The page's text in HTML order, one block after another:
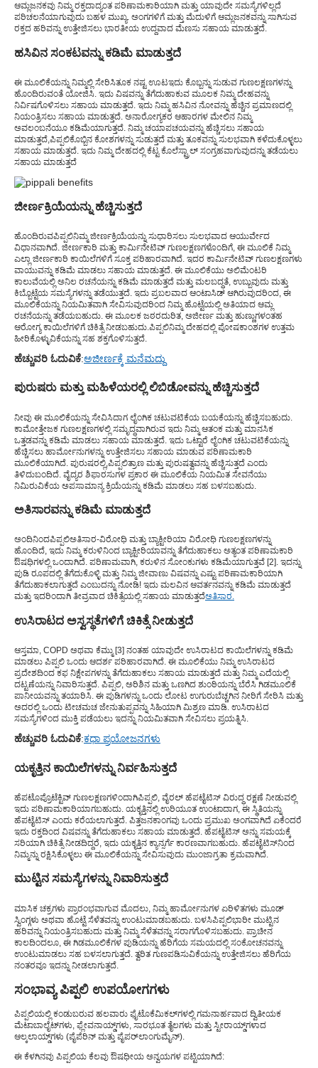
ಆಮ್ಲಜನಕವು ನಿಮ್ಮ ರಕ್ತದಾದ್ಯಂತ ಪರಿಣಾಮಕಾರಿಯಾಗಿ ಮತ್ತು ಯಾವುದೇ ಸಮಸ್ಯೆಗಳಿಲ್ಲದೆ
ಪರಿಚಲನೆಯಾಗುವುದು ಬಹಳ ಮುಖ್ಯ. ಅಂಗಗಳಿಗೆ ಮತ್ತು ಮೆದುಳಿಗೆ ಆಮ್ಲಜನಕವನ್ನು ಸಾಗಿಸುವ
ರಕ್ತದ ಹರಿವನ್ನು ಉತ್ತೇಜಿಸಲು ಭಾರತೀಯ ಉದ್ದವಾದ ಮೆಣಸು ಸಹಾಯ ಮಾಡುತ್ತದೆ.
ಹಸಿವಿನ ಸಂಕಟವನ್ನು ಕಡಿಮೆ ಮಾಡುತ್ತದೆ
ಈ ಮೂಲಿಕೆಯನ್ನು ನಿಮ್ಮಲ್ಲಿ ಸೇರಿಸಿತೂಕ ನಷ್ಟ ಊಟಇದು ಕೊಬ್ಬನ್ನು ಸುಡುವ ಗುಣಲಕ್ಷಣಗಳನ್ನು
ಹೊಂದಿರುವಂತೆ ಯೋಜಿಸಿ. ಇದು ವಿಷವನ್ನು ತೆಗೆದುಹಾಕುವ ಮೂಲಕ ನಿಮ್ಮ ದೇಹವನ್ನು
ನಿರ್ವಿಷಗೊಳಿಸಲು ಸಹಾಯ ಮಾಡುತ್ತದೆ. ಇದು ನಿಮ್ಮ ಹಸಿವಿನ ನೋವನ್ನು ಹೆಚ್ಚಿನ ಪ್ರಮಾಣದಲ್ಲಿ
ನಿಯಂತ್ರಿಸಲು ಸಹಾಯ ಮಾಡುತ್ತದೆ. ಅನಾರೋಗ್ಯಕರ ಆಹಾರಗಳ ಮೇಲಿನ ನಿಮ್ಮ
ಅವಲಂಬನೆಯೂ ಕಡಿಮೆಯಾಗುತ್ತದೆ. ನಿಮ್ಮ ಚಯಾಪಚಯವನ್ನು ಹೆಚ್ಚಿಸಲು ಸಹಾಯ
ಮಾಡುತ್ತದೆ,ಪಿಪ್ಪಲಿಕೊಬ್ಬಿನ ಕೋಶಗಳನ್ನು ಸುಡುತ್ತದೆ ಮತ್ತು ತೂಕವನ್ನು ಸುಲಭವಾಗಿ ಕಳೆದುಕೊಳ್ಳಲು
ಸಹಾಯ ಮಾಡುತ್ತದೆ. ಇದು ನಿಮ್ಮ ದೇಹದಲ್ಲಿ ಕೆಟ್ಟ ಕೊಲೆಸ್ಟ್ರಾಲ್ ಸಂಗ್ರಹವಾಗುವುದನ್ನು ತಡೆಯಲು
ಸಹಾಯ ಮಾಡುತ್ತದೆ
ಜೀರ್ಣಕ್ರಿಯೆಯನ್ನು ಹೆಚ್ಚಿಸುತ್ತದೆ
ಹೊಂದಿರುವಪಿಪ್ಪಲಿನಿಮ್ಮ ಜೀರ್ಣಕ್ರಿಯೆಯನ್ನು ಸುಧಾರಿಸಲು ಸುಲಭವಾದ ಆಯುರ್ವೇದ
ವಿಧಾನವಾಗಿದೆ. ಜೀರ್ಣಕಾರಿ ಮತ್ತು ಕಾರ್ಮಿನೇಟಿವ್ ಗುಣಲಕ್ಷಣಗಳೊಂದಿಗೆ, ಈ ಮೂಲಿಕೆ ನಿಮ್ಮ
ಎಲ್ಲಾ ಜೀರ್ಣಕಾರಿ ಕಾಯಿಲೆಗಳಿಗೆ ಸೂಕ್ತ ಪರಿಹಾರವಾಗಿದೆ. ಇದರ ಕಾರ್ಮಿನೇಟಿವ್ ಗುಣಲಕ್ಷಣಗಳು
ವಾಯುವನ್ನು ಕಡಿಮೆ ಮಾಡಲು ಸಹಾಯ ಮಾಡುತ್ತದೆ. ಈ ಮೂಲಿಕೆಯು ಅಲಿಮೆಂಟರಿ
ಕಾಲುವೆಯಲ್ಲಿ ಅನಿಲ ರಚನೆಯನ್ನು ಕಡಿಮೆ ಮಾಡುತ್ತದೆ ಮತ್ತು ಮಲಬದ್ಧತೆ, ಉಬ್ಬುವುದು ಮತ್ತು
ಕಿಬ್ಬೊಟ್ಟೆಯ ಸಮಸ್ಯೆಗಳನ್ನು ತಡೆಯುತ್ತದೆ. ಇದು ಪ್ರಬಲವಾದ ಆಂಟಾಸಿಡ್ ಆಗಿರುವುದರಿಂದ, ಈ
ಮೂಲಿಕೆಯನ್ನು ನಿಯಮಿತವಾಗಿ ಸೇವಿಸುವುದರಿಂದ ನಿಮ್ಮ ಹೊಟ್ಟೆಯಲ್ಲಿ ಅತಿಯಾದ ಆಮ್ಲ
ರಚನೆಯನ್ನು ತಡೆಯಬಹುದು. ಈ ಮೂಲಕ ಜಠರದುರಿತ, ಅಜೀರ್ಣ ಮತ್ತು ಹುಣ್ಣುಗಳಂತಹ
ಆರೋಗ್ಯ ಕಾಯಿಲೆಗಳಿಗೆ ಚಿಕಿತ್ಸೆ ನೀಡಬಹುದು.ಪಿಪ್ಪಲಿನಿಮ್ಮ ದೇಹದಲ್ಲಿ ಪೋಷಕಾಂಶಗಳ ಉತ್ತಮ
ಹೀರಿಕೊಳ್ಳುವಿಕೆಯನ್ನು ಸಹ ಶಕ್ತಗೊಳಿಸುತ್ತದೆ.
ಹೆಚ್ಚುವರಿ ಓದುವಿಕೆ:ಅಜೀರ್ಣಕ್ಕೆ ಮನೆಮದ್ದು
ಪುರುಷರು ಮತ್ತು ಮಹಿಳೆಯರಲ್ಲಿ ಲಿಬಿಡೋವನ್ನು ಹೆಚ್ಚಿಸುತ್ತದೆ
ನೀವು ಈ ಮೂಲಿಕೆಯನ್ನು ಸೇವಿಸಿದಾಗ ಲೈಂಗಿಕ ಚಟುವಟಿಕೆಯ ಬಯಕೆಯನ್ನು ಹೆಚ್ಚಿಸಬಹುದು.
ಕಾಮೋತ್ತೇಜಕ ಗುಣಲಕ್ಷಣಗಳಲ್ಲಿ ಸಮೃದ್ಧವಾಗಿರುವ ಇದು ನಿಮ್ಮ ಆತಂಕ ಮತ್ತು ಮಾನಸಿಕ
ಒತ್ತಡವನ್ನು ಕಡಿಮೆ ಮಾಡಲು ಸಹಾಯ ಮಾಡುತ್ತದೆ. ಇದು ಒಟ್ಟಾರೆ ಲೈಂಗಿಕ ಚಟುವಟಿಕೆಯನ್ನು
ಹೆಚ್ಚಿಸಲು ಹಾರ್ಮೋನುಗಳನ್ನು ಉತ್ತೇಜಿಸಲು ಸಹಾಯ ಮಾಡುವ ಪರಿಣಾಮಕಾರಿ
ಮೂಲಿಕೆಯಾಗಿದೆ. ಪುರುಷರಲ್ಲಿ, ಪಿಪ್ಪಲಿತ್ರಾಣ ಮತ್ತು ಪುರುಷತ್ವವನ್ನು ಹೆಚ್ಚಿಸುತ್ತದೆ ಎಂದು
ತಿಳಿದುಬಂದಿದೆ. ವೈದ್ಯರ ಶಿಫಾರಸುಗಳ ಪ್ರಕಾರ ಈ ಮೂಲಿಕೆಯ ನಿಯಮಿತ ಸೇವನೆಯು
ನಿಮಿರುವಿಕೆಯ ಅಪಸಾಮಾನ್ಯ ಕ್ರಿಯೆಯನ್ನು ಕಡಿಮೆ ಮಾಡಲು ಸಹ ಬಳಸಬಹುದು.
ಅತಿಸಾರವನ್ನು ಕಡಿಮೆ ಮಾಡುತ್ತದೆ
ಅಂದಿನಿಂದಪಿಪ್ಪಲಿಅತಿಸಾರ-ವಿರೋಧಿ ಮತ್ತು ಬ್ಯಾಕ್ಟೀರಿಯಾ ವಿರೋಧಿ ಗುಣಲಕ್ಷಣಗಳನ್ನು
ಹೊಂದಿದೆ, ಇದು ನಿಮ್ಮ ಕರುಳಿನಿಂದ ಬ್ಯಾಕ್ಟೀರಿಯಾವನ್ನು ತೆಗೆದುಹಾಕಲು ಅತ್ಯಂತ ಪರಿಣಾಮಕಾರಿ
ಔಷಧಿಗಳಲ್ಲಿ ಒಂದಾಗಿದೆ. ಪರಿಣಾಮವಾಗಿ, ಕರುಳಿನ ಸೋಂಕುಗಳು ಕಡಿಮೆಯಾಗುತ್ತವೆ [2]. ಇದನ್ನು
ಪುಡಿ ರೂಪದಲ್ಲಿ ತೆಗೆದುಕೊಳ್ಳಿ ಮತ್ತು ನಿಮ್ಮ ಜೀವಾಣು ವಿಷವನ್ನು ಎಷ್ಟು ಪರಿಣಾಮಕಾರಿಯಾಗಿ
ತೆಗೆದುಹಾಕಲಾಗುತ್ತದೆ ಎಂಬುದನ್ನು ನೋಡಿ! ಇದು ಮಲವಿನ ಆವರ್ತನವನ್ನು ಕಡಿಮೆ ಮಾಡುತ್ತದೆ
ಮತ್ತು ಇದರಿಂದಾಗಿ ತೀವ್ರವಾದ ಚಿಕಿತ್ಸೆಯಲ್ಲಿ ಸಹಾಯ ಮಾಡುತ್ತದೆಅತಿಸಾರ.
ಉಸಿರಾಟದ ಅಸ್ವಸ್ಥತೆಗಳಿಗೆ ಚಿಕಿತ್ಸೆ ನೀಡುತ್ತದೆ
ಆಸ್ತಮಾ, COPD ಅಥವಾ ಕೆಮ್ಮು [3] ನಂತಹ ಯಾವುದೇ ಉಸಿರಾಟದ ಕಾಯಿಲೆಗಳನ್ನು ಕಡಿಮೆ
ಮಾಡಲು ಪಿಪ್ಪಲಿ ಒಂದು ಆದರ್ಶ ಪರಿಹಾರವಾಗಿದೆ. ಈ ಮೂಲಿಕೆಯು ನಿಮ್ಮ ಉಸಿರಾಟದ
ಪ್ರದೇಶದಿಂದ ಕಫ ನಿಕ್ಷೇಪಗಳನ್ನು ತೆಗೆದುಹಾಕಲು ಸಹಾಯ ಮಾಡುತ್ತದೆ ಮತ್ತು ನಿಮ್ಮ ಎದೆಯಲ್ಲಿ
ದಟ್ಟಣೆಯನ್ನು ನಿವಾರಿಸುತ್ತದೆ. ಪಿಪ್ಪಲಿ, ಅರಿಶಿನ ಮತ್ತು ಒಣಗಿದ ಶುಂಠಿಯನ್ನು ಬೆರೆಸಿ ಗಿಡಮೂಲಿಕೆ
ಪಾನೀಯವನ್ನು ತಯಾರಿಸಿ. ಈ ಪುಡಿಗಳನ್ನು ಒಂದು ಲೋಟ ಉಗುರುಬೆಚ್ಚಗಿನ ನೀರಿಗೆ ಸೇರಿಸಿ ಮತ್ತು
ಅದರಲ್ಲಿ ಒಂದು ಟೀಚಮಚ ಜೇನುತುಪ್ಪವನ್ನು ಸಿಹಿಯಾಗಿ ಮಿಶ್ರಣ ಮಾಡಿ. ಉಸಿರಾಟದ
ಸಮಸ್ಯೆಗಳಿಂದ ಮುಕ್ತಿ ಪಡೆಯಲು ಇದನ್ನು ನಿಯಮಿತವಾಗಿ ಸೇವಿಸಲು ಪ್ರಯತ್ನಿಸಿ.
ಹೆಚ್ಚುವರಿ ಓದುವಿಕೆ:ಕಧಾ ಪ್ರಯೋಜನಗಳು
ಯಕೃತ್ತಿನ ಕಾಯಿಲೆಗಳನ್ನು ನಿರ್ವಹಿಸುತ್ತದೆ
ಹೆಪಟೊಪ್ರೊಟೆಕ್ಟಿವ್ ಗುಣಲಕ್ಷಣಗಳಿಂದಾಗಿಪಿಪ್ಪಲಿ, ವೈರಲ್ ಹೆಪಟೈಟಿಸ್ ವಿರುದ್ಧ ರಕ್ಷಣೆ ನೀಡುವಲ್ಲಿ
ಇದು ಪರಿಣಾಮಕಾರಿಯಾಗಬಹುದು. ಯಕೃತ್ತಿನಲ್ಲಿ ಉರಿಯೂತ ಉಂಟಾದಾಗ, ಈ ಸ್ಥಿತಿಯನ್ನು
ಹೆಪಟೈಟಿಸ್ ಎಂದು ಕರೆಯಲಾಗುತ್ತದೆ. ಪಿತ್ತಜನಕಾಂಗವು ಒಂದು ಪ್ರಮುಖ ಅಂಗವಾಗಿದೆ ಏಕೆಂದರೆ
ಇದು ರಕ್ತದಿಂದ ವಿಷವನ್ನು ತೆಗೆದುಹಾಕಲು ಸಹಾಯ ಮಾಡುತ್ತದೆ. ಹೆಪಟೈಟಿಸ್ ಅನ್ನು ಸಮಯಕ್ಕೆ
ಸರಿಯಾಗಿ ಚಿಕಿತ್ಸೆ ನೀಡದಿದ್ದರೆ, ಇದು ಯಕೃತ್ತಿನ ಕ್ಯಾನ್ಸರ್ಗೆ ಕಾರಣವಾಗಬಹುದು. ಹೆಪಟೈಟಿಸ್‌ನಿಂದ
ನಿಮ್ಮನ್ನು ರಕ್ಷಿಸಿಕೊಳ್ಳಲು ಈ ಮೂಲಿಕೆಯನ್ನು ಸೇವಿಸುವುದು ಮುಂಜಾಗ್ರತಾ ಕ್ರಮವಾಗಿದೆ.
ಮುಟ್ಟಿನ ಸಮಸ್ಯೆಗಳನ್ನು ನಿವಾರಿಸುತ್ತದೆ
ಮಾಸಿಕ ಚಕ್ರಗಳು ಪ್ರಾರಂಭವಾಗುವ ಮೊದಲು, ನಿಮ್ಮ ಹಾರ್ಮೋನುಗಳ ಏರಿಳಿತಗಳು ಮೂಡ್
ಸ್ವಿಂಗ್ಗಳು ಅಥವಾ ಹೊಟ್ಟೆ ಸೆಳೆತವನ್ನು ಉಂಟುಮಾಡಬಹುದು. ಬಳಸಿಪಿಪ್ಪಲಿಭಾರೀ ಮುಟ್ಟಿನ
ಹರಿವನ್ನು ನಿಯಂತ್ರಿಸಬಹುದು ಮತ್ತು ನಿಮ್ಮ ಸೆಳೆತವನ್ನು ಸರಾಗಗೊಳಿಸಬಹುದು. ಪ್ರಾಚೀನ
ಕಾಲದಿಂದಲೂ, ಈ ಗಿಡಮೂಲಿಕೆಗಳ ಪುಡಿಯನ್ನು ಹೆರಿಗೆಯ ಸಮಯದಲ್ಲಿ ಸಂಕೋಚನವನ್ನು
ಉಂಟುಮಾಡಲು ಸಹ ಬಳಸಲಾಗುತ್ತದೆ. ತ್ವರಿತ ಗುಣಪಡಿಸುವಿಕೆಯನ್ನು ಉತ್ತೇಜಿಸಲು ಹೆರಿಗೆಯ
ನಂತರವೂ ಇದನ್ನು ನೀಡಲಾಗುತ್ತದೆ.
ಸಂಭಾವ್ಯ ಪಿಪ್ಪಲಿ ಉಪಯೋಗಗಳು
ಪಿಪ್ಪಲಿಯಲ್ಲಿ ಕಂಡುಬರುವ ಹಲವಾರು ಫೈಟೊಕೆಮಿಕಲ್‌ಗಳಲ್ಲಿ ಗಮನಾರ್ಹವಾದ ದ್ವಿತೀಯಕ
ಮೆಟಾಬಾಲೈಟ್‌ಗಳು, ಫ್ಲೇವನಾಯ್ಡ್‌ಗಳು, ಸಾರಭೂತ ತೈಲಗಳು ಮತ್ತು ಸ್ಟೀರಾಯ್ಡ್‌ಗಳಾದ
ಆಲ್ಕಲಾಯ್ಡ್‌ಗಳು (ಪೈಪೆರಿನ್ ಮತ್ತು ಪೈಪರ್‌ಲಾಂಗುಮೈನ್).
ಈ ಕೆಳಗಿನವು ಪಿಪ್ಪಲಿಯ ಕೆಲವು ಔಷಧೀಯ ಅನ್ವಯಗಳ ಪಟ್ಟಿಯಾಗಿದೆ: